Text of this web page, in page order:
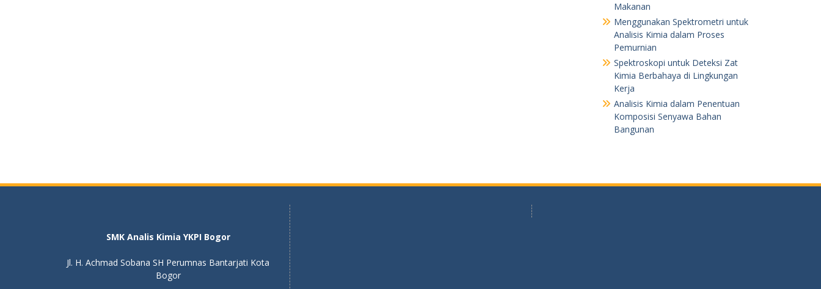
Makanan
Menggunakan Spektrometri untuk
Analisis Kimia dalam Proses
Pemurnian
Spektroskopi untuk Deteksi Zat
Kimia Berbahaya di Lingkungan
Kerja
Analisis Kimia dalam Penentuan
Komposisi Senyawa Bahan
Bangunan
SMK Analis Kimia YKPI Bogor
Jl. H. Achmad Sobana SH Perumnas Bantarjati Kota
Bogor